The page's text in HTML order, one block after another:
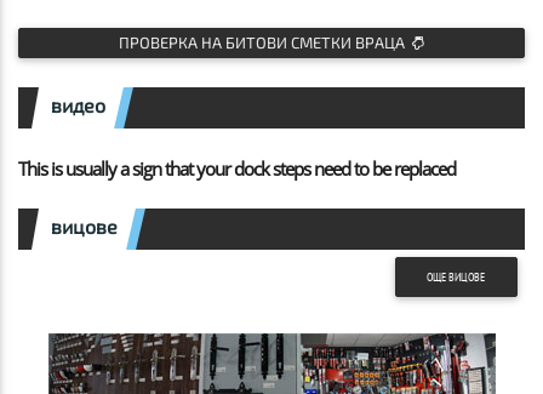
ПРОВЕРКА НА БИТОВИ СМЕТКИ ВРАЦА
видео
This is usually a sign that your dock steps need to be replaced
вицове
ОЩЕ ВИЦОВЕ